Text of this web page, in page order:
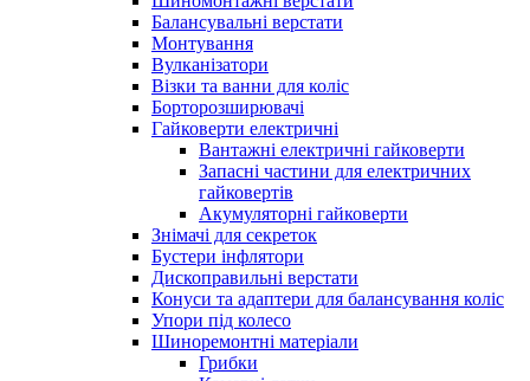
Балансувальні верстати
Монтування
Вулканізатори
Візки та ванни для коліс
Борторозширювачі
Гайковерти електричні
Вантажні електричні гайковерти
Запасні частини для електричних
гайковертів
Акумуляторні гайковерти
Знімачі для секреток
Бустери інфлятори
Дископравильні верстати
Конуси та адаптери для балансування коліс
Упори під колесо
Шиноремонтні матеріали
Грибки